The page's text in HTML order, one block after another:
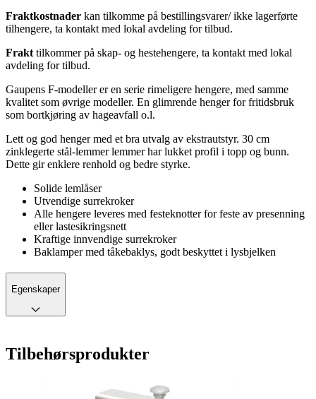
Fraktkostnader kan tilkomme på bestillingsvarer/ ikke lagerførte
tilhengere, ta kontakt med lokal avdeling for tilbud.
Frakt tilkommer på skap- og hestehengere, ta kontakt med lokal
avdeling for tilbud.
Gaupens F-modeller er en serie rimeligere hengere, med samme
kvalitet som øvrige modeller. En glimrende henger for fritidsbruk
som bortkjøring av hageavfall o.l.
Lett og god henger med et bra utvalg av ekstrautstyr. 30 cm
zinklegerte stål-lemmer lemmer har lukket profil i topp og bunn.
Dette gir enklere renhold og bedre styrke.
Solide lemlåser
Utvendige surrekroker
Alle hengere leveres med festeknotter for feste av presenning
eller lastesikringsnett
Kraftige innvendige surrekroker
Baklamper med tåkebaklys, godt beskyttet i lysbjelken
Egenskaper
Tilbehørsprodukter